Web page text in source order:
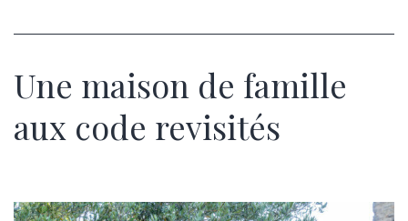
Une maison de famille
aux code revisités